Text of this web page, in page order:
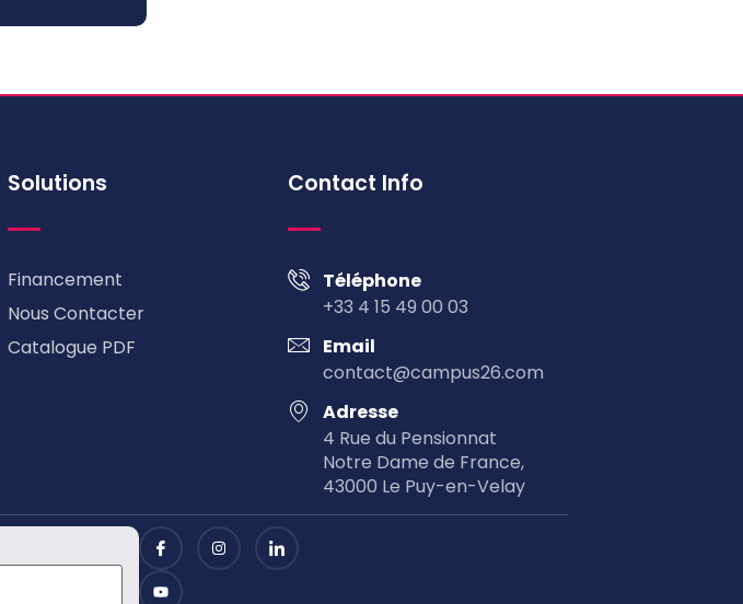
Solutions
Financement
Nous Contacter
Catalogue PDF
Contact Info
Téléphone
+33 4 15 49 00 03
Email
contact@campus26.com
Adresse
4 Rue du Pensionnat
Notre Dame de France,
43000 Le Puy-en-Velay